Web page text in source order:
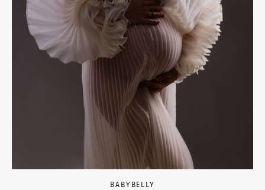
BABYBELLY